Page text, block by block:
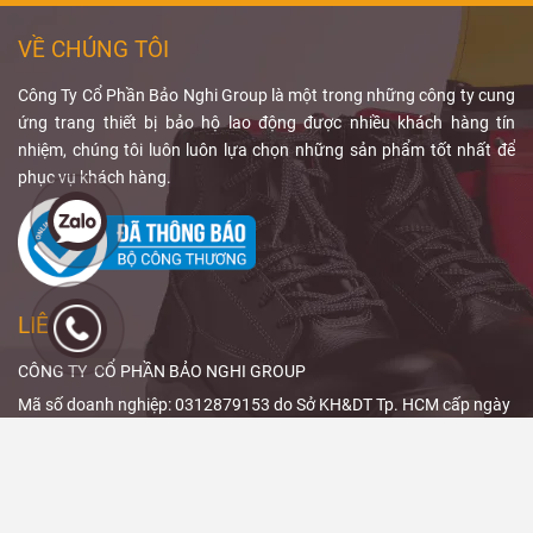
đương chì,
sản phẩm.
xạ ở mức thấp
nhất hợp lý mà
chất lượng
chẩn đoán.
Qua bài viết,
Bảo Nghi
Safety
bạn hiểu rõ
ALARA trong
X-quang
cách
bức xạ
quả.
hợp. Bên cạnh
pháp bảo vệ cá
nhân bổ sung,
không thể thay
thế hệ thống
che chắn cố
định.
VỀ CHÚNG TÔI
Công Ty Cổ Phần Bảo Nghi Group là một trong những công ty cung
ứng trang thiết bị bảo hộ lao động được nhiều khách hàng tín
nhiệm, chúng tôi luôn luôn lựa chọn những sản phẩm tốt nhất để
phục vụ khách hàng.
LIÊN HỆ
CÔNG TY CỔ PHẦN BẢO NGHI GROUP
Mã số doanh nghiệp: 0312879153 do Sở KH&DT Tp. HCM cấp ngày